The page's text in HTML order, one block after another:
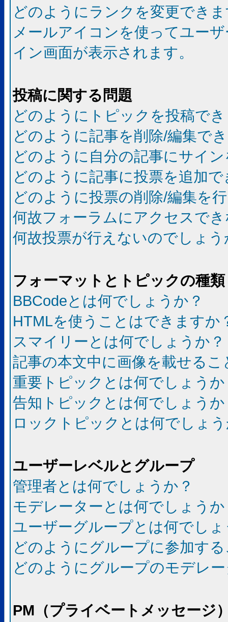
どのようにランクを変更でき
メールアイコンを使ってユー
イン画面が表示されます。
投稿に関する問題
どのようにトピックを投稿で
どのように記事を削除/編集で
どのように自分の記事にサイ
どのように記事に投票を追加
どのように投票の削除/編集を
何故フォーラムにアクセスで
何故投票が行えないのでしょう
フォーマットとトピックの種類
BBCodeとは何でしょうか？
HTMLを使うことはできますか
スマイリーとは何でしょうか？
記事の本文中に画像を載せる
重要トピックとは何でしょうか
告知トピックとは何でしょうか
ロックトピックとは何でしょ
ユーザーレベルとグループ
管理者とは何でしょうか？
モデレーターとは何でしょうか
ユーザーグループとは何でし
どのようにグループに参加す
どのようにグループのモデレ
PM（プライベートメッセージ